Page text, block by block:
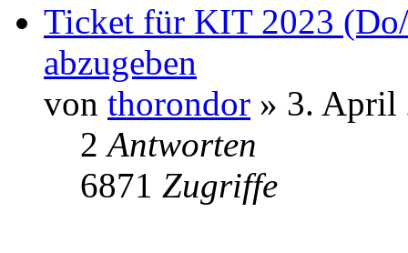
Ticket für KIT 2023
abzugeben
von thorondor » 3. April
2Antworten
6871 Zugriffe